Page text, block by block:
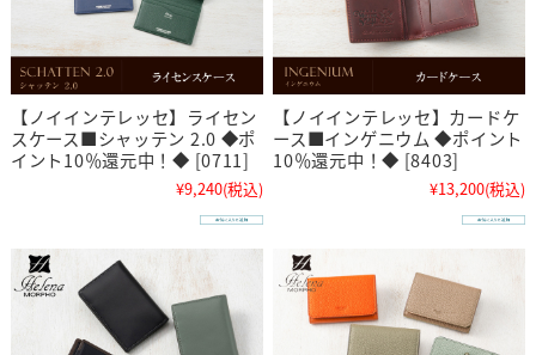
【ノイインテレッセ】ライセン
スケース■シャッテン 2.0 ◆ポ
イント10％還元中！◆ [0711]
¥9,240(税込)
【ノイインテレッセ】カードケ
ース■インゲニウム ◆ポイント
10％還元中！◆ [8403]
¥13,200(税込)